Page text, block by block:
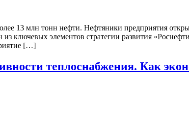
13 млн тонн нефти. Нефтяники предприятия
элементов стратегии развития
[…]
теплоснабжения. Как